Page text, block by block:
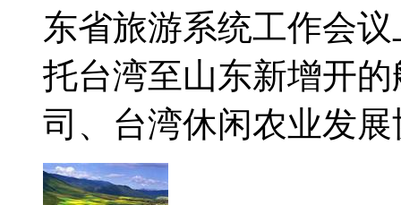
东省旅游系统工作会
托台湾至山东新增开
司、台湾休闲农业发